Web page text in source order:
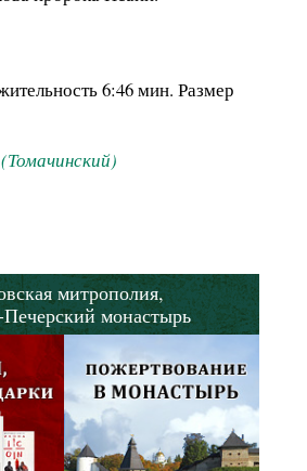
6:46 мин. Размер
митрополия,
монастырь